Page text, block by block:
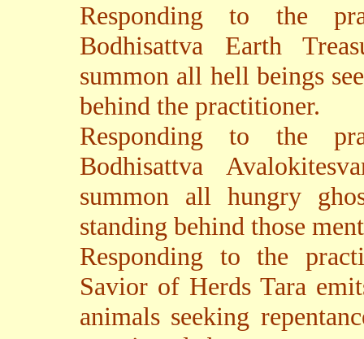
Responding to the
Bodhisattva Earth
summon all hell beings
behind the practitioner.
Responding to the
Bodhisattva
summon all hungry
standing behind those
Responding to the
Savior of Herds Tara
animals seeking